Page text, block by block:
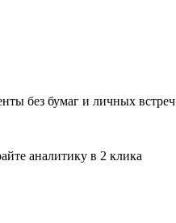
без бумаг и личных встреч
аналитику в 2 клика